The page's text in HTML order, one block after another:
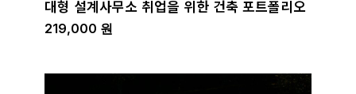
대형 설계사무소 취업을 위한 건축 포트폴리오
219,000 원